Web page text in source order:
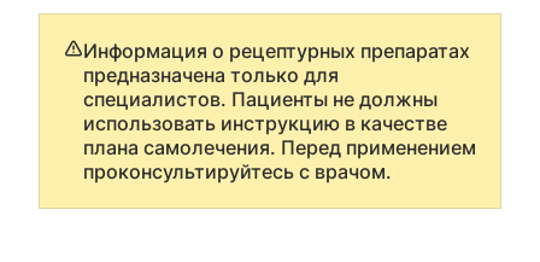
Информация о рецептурных препаратах
предназначена только для
специалистов. Пациенты не должны
использовать инструкцию в качестве
плана самолечения. Перед применением
проконсультируйтесь с врачом.